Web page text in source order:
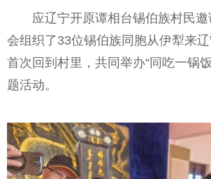
应辽宁开原谭相台锡伯族村民
会组织了33位锡伯族同胞从伊犁来
首次回到村里，共同举办“同吃一锅
题活动。